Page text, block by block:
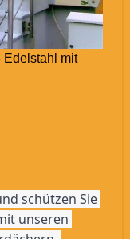
Edelstahl mit
schützen Sie
unseren